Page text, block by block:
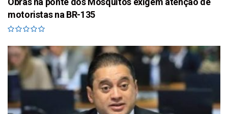
motoristas na BR-135